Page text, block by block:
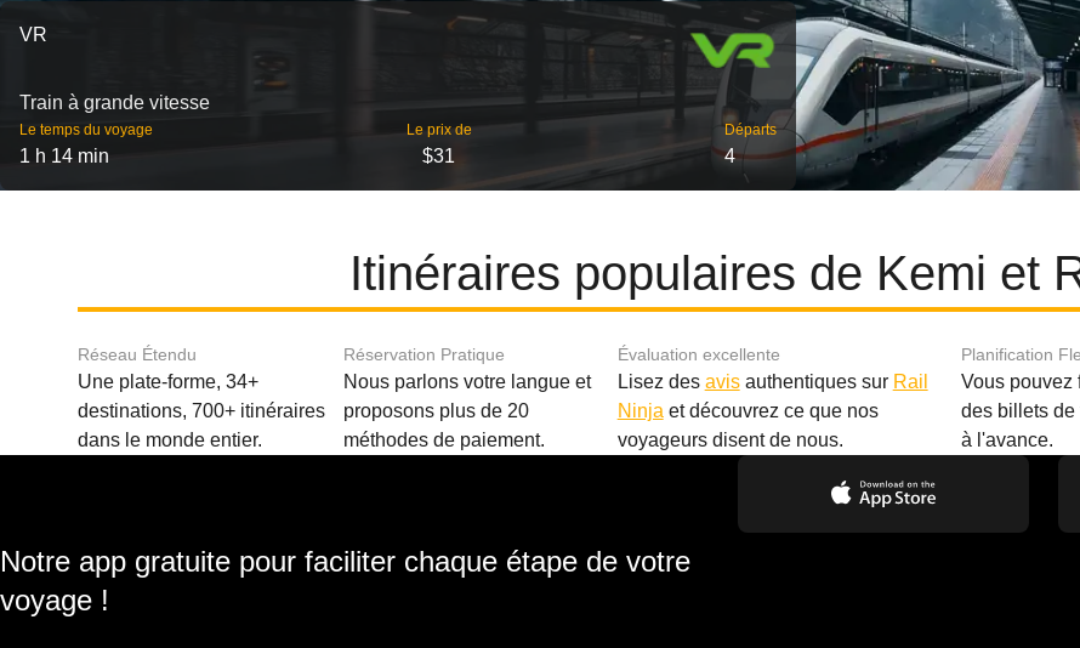
VR
Train à grande vitesse
Le temps du voyage
1 h 14 min
Le prix de
$31
Départs
4
Itinéraires populaires de Kemi et
Réseau Étendu
Une plate-forme, 34+
destinations, 700+ itinéraires
dans le monde entier.
Réservation Pratique
Nous parlons votre langue et
proposons plus de 20
méthodes de paiement.
Évaluation excellente
Lisez des avisauthentiques sur Rail
Ninja et découvrez ce que nos
voyageurs disent de nous.
Planification
Vous pouvez
des billets de
à l'avance.
Notre app gratuite pour faciliter chaque étape de votre
voyage !